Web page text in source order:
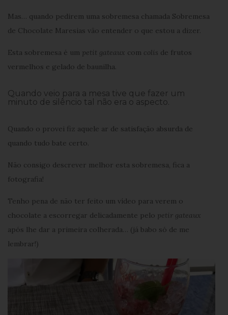
Mas… quando pedirem uma sobremesa chamada Sobremesa
de Chocolate Maresias vão entender o que estou a dizer.
Esta sobremesa é um petit gateaux com colis de frutos
vermelhos e gelado de baunilha.
Quando veio para a mesa tive que fazer um
minuto de silêncio tal não era o aspecto.
Quando o provei fiz aquele ar de satisfação absurda de
quando tudo bate certo.
Não consigo descrever melhor esta sobremesa, fica a
fotografia!
Tenho pena de não ter feito um vídeo para verem o
chocolate a escorregar delicadamente pelo petir gateaux
após lhe dar a primeira colherada… (já babo só de me
lembrar!)